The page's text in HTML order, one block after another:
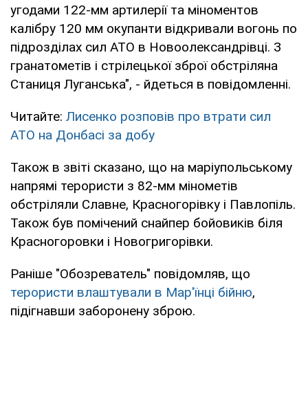
угодами 122-мм артилерії та міноментов
калібру 120 мм окупанти відкривали вогонь по
підрозділах сил АТО в Новоолександрівці. З
гранатометів і стрілецької зброї обстріляна
Станиця Луганська", - йдеться в повідомленні.
Читайте: Лисенко розповів про втрати сил
АТО на Донбасі за добу
Також в звіті сказано, що на маріупольському
напрямі терористи з 82-мм мінометів
обстріляли Славне, Красногорівку і Павлопіль.
Також був помічений снайпер бойовиків біля
Красногоровки і Новогригорівки.
Раніше "Обозреватель" повідомляв, що
терористи влаштували в Мар'їнці бійню,
підігнавши заборонену зброю.